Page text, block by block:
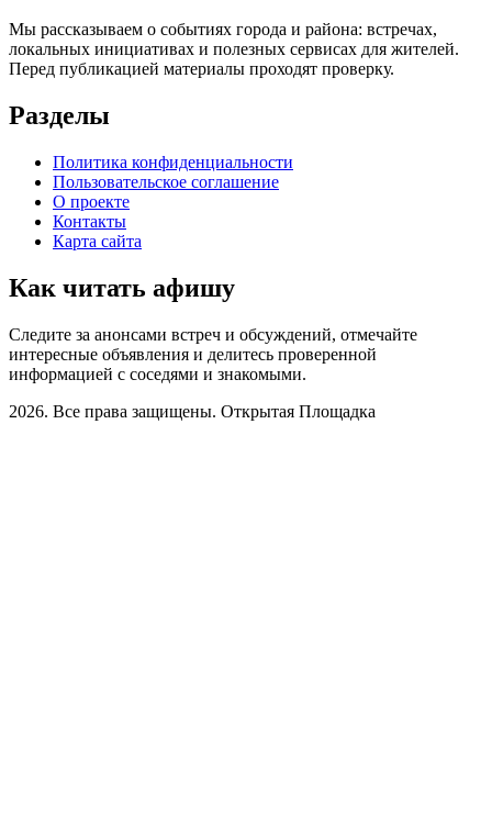
Мы рассказываем о событиях города и района: встречах,
локальных инициативах и полезных сервисах для жителей.
Перед публикацией материалы проходят проверку.
Разделы
Политика конфиденциальности
Пользовательское соглашение
О проекте
Контакты
Карта сайта
Как читать афишу
Следите за анонсами встреч и обсуждений, отмечайте
интересные объявления и делитесь проверенной
информацией с соседями и знакомыми.
2026. Все права защищены. Открытая Площадка